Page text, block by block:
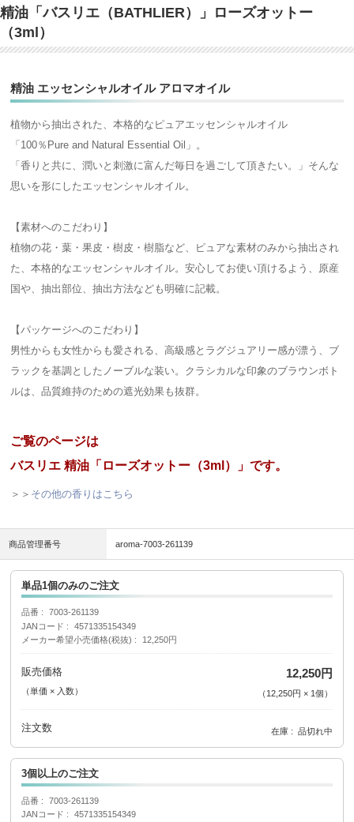
精油「バスリエ（BATHLIER）」ローズオットー
（3ml）
精油 エッセンシャルオイル アロマオイル
植物から抽出された、本格的なピュアエッセンシャルオイル
「100％Pure and Natural Essential Oil」。
「香りと共に、潤いと刺激に富んだ毎日を過ごして頂きたい。」そんな
思いを形にしたエッセンシャルオイル。
【素材へのこだわり】
植物の花・葉・果皮・樹皮・樹脂など、ピュアな素材のみから抽出され
た、本格的なエッセンシャルオイル。安心してお使い頂けるよう、原産
国や、抽出部位、抽出方法なども明確に記載。
【パッケージへのこだわり】
男性からも女性からも愛される、高級感とラグジュアリー感が漂う、ブ
ラックを基調としたノーブルな装い。クラシカルな印象のブラウンボト
ルは、品質維持のための遮光効果も抜群。
ご覧のページは
バスリエ 精油「ローズオットー（3ml）」です。
＞＞ その他の香りはこちら
商品管理番号 aroma-7003-261139
単品1個のみのご注文
品番
7003-261139
JANコード
4571335154349
メーカー希望小売価格(税抜)
12,250円
販売価格
（単価 × 入数）
12,250円
（ 12,250円 × 1個 ）
注文数 在庫 品切れ中
3個以上のご注文
品番
7003-261139
JANコード
4571335154349